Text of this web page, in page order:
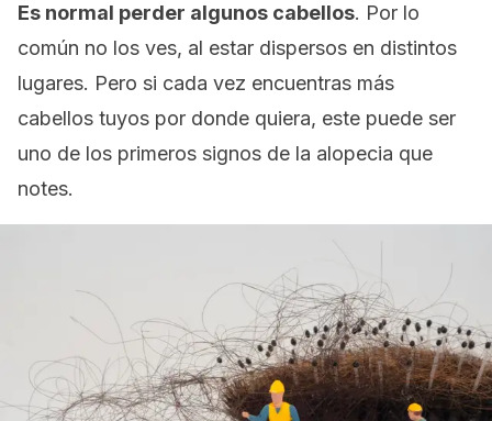
Es normal perder algunos cabellos. Por lo
común no los ves, al estar dispersos en distintos
lugares. Pero si cada vez encuentras más
cabellos tuyos por donde quiera, este puede ser
uno de los primeros signos de la alopecia que
notes.